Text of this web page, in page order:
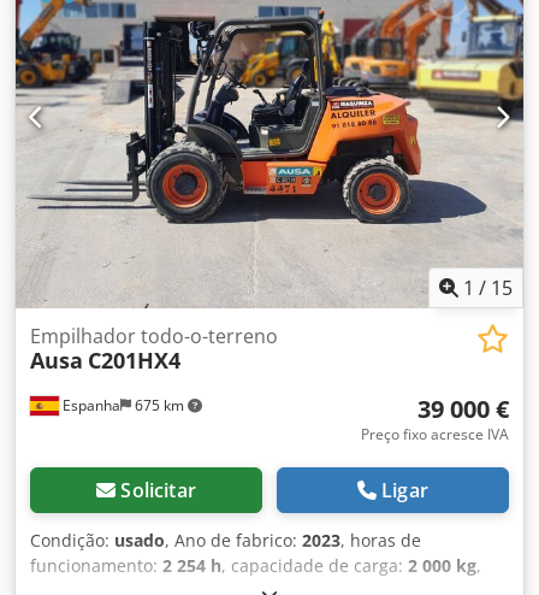
1 / 15
Espanha 675 km
Empilhador todo-o-terreno
Ausa C201HX4
39 000 €
Preço fixo acresce IVA
Solicitar Ligar
Condição: usado, Ano de fabrico: 2023, horas de
funcionamento: 2 254 h, capacidade de carga: 2 000 kg,
3 700 mm , altura total: